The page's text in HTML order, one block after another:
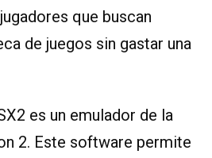
que buscan
de juegos sin gastar una
es un emulador de la
2. Este software permite